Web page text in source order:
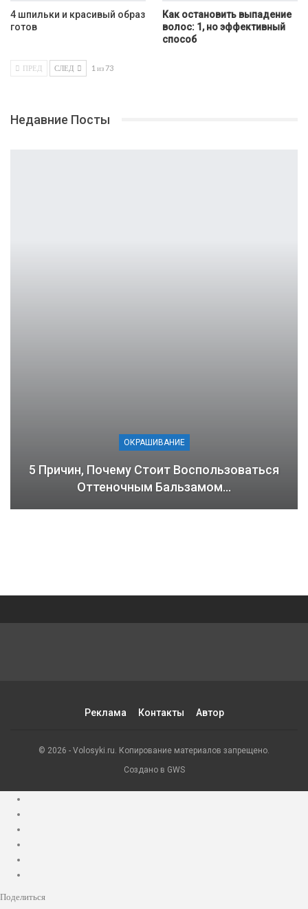
4 шпильки и красивый образ
готов
Как остановить выпадение
волос: 1, но эффективный
способ
ПРЕД СЛЕД 1 из 73
Недавние Посты
ОКРАШИВАНИЕ
5 Причин, Почему Стоит Воспользоваться
Оттеночным Бальзамом…
Реклама Контакты Автор
© 2026 - Volosyki.ru. Копирование материалов запрещено.
Создано в GWS
Поделиться